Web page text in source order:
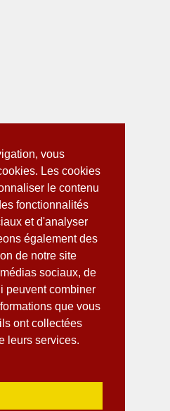
vous
Les cookies
le contenu
fonctionnalités
et d'analyser
également des
de notre site
sociaux, de
peuvent combiner
que vous
ont collectées
leurs services.